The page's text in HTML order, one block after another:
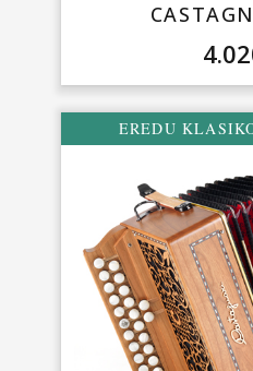
EREDU